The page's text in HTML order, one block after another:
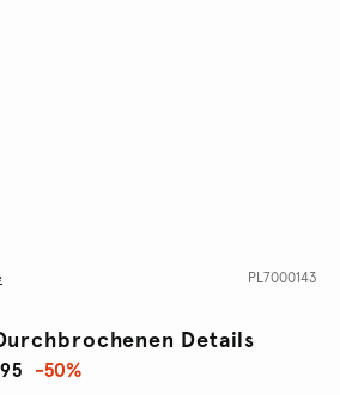
PL7000143
Details
-50%